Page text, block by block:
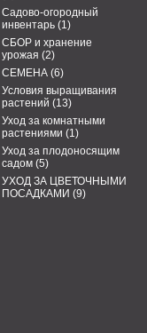
Садово-огородный
инвентарь (1)
СБОР и хранение
урожая (2)
СЕМЕНА (6)
Условия выращивания
растений (13)
Уход за комнатными
растениями (1)
Уход за плодоносящим
садом (5)
УХОД ЗА ЦВЕТОЧНЫМИ
ПОСАДКАМИ (9)